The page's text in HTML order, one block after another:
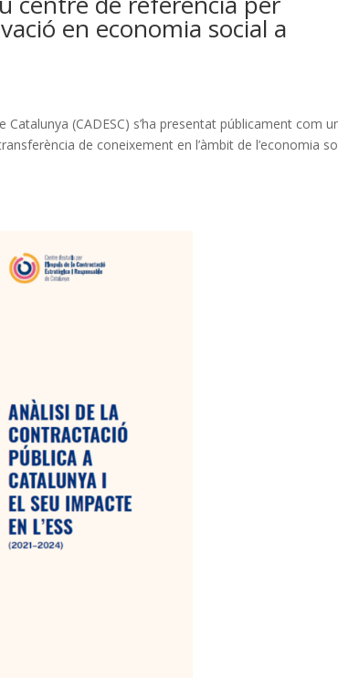
en economia social a
Catalunya (CADESC) s’ha presentat públicament com
de coneixement en l’àmbit de l’economia